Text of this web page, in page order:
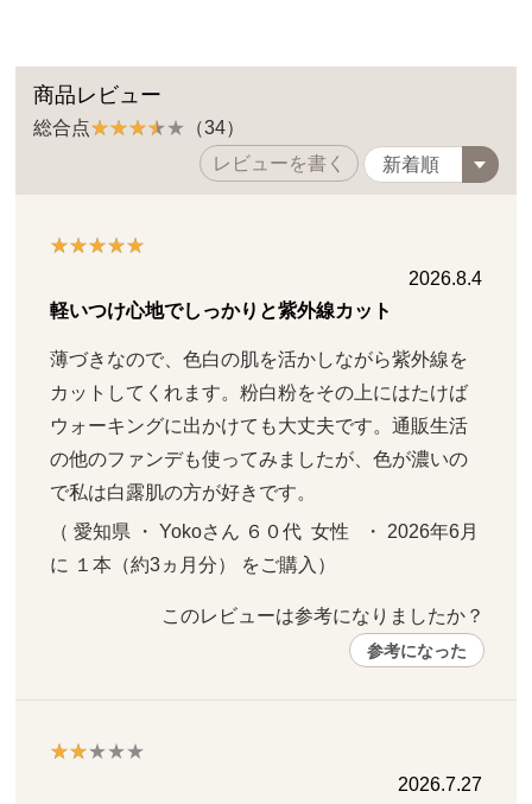
商品レビュー
総合点
（34）
レビューを書く
2026.8.4
軽いつけ心地でしっかりと紫外線カット
薄づきなので、色白の肌を活かしながら紫外線を
カットしてくれます。粉白粉をその上にはたけば
ウォーキングに出かけても大丈夫です。通販生活
の他のファンデも使ってみましたが、色が濃いの
で私は白露肌の方が好きです。
（ 愛知県 ・ Yokoさん ６０代  女性   ・ 2026年6月
に １本（約3ヵ月分） をご購入）
このレビューは参考になりましたか？
参考になった
2026.7.27